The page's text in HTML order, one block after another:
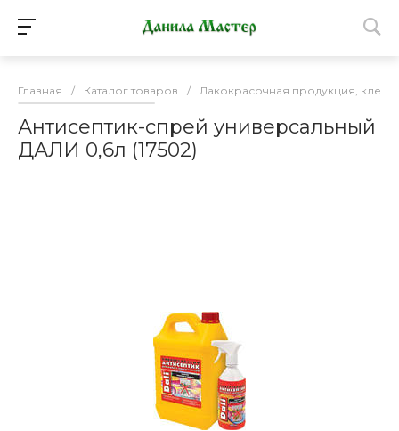
Главная / Каталог товаров / Лакокрасочная продукция, клей
Антисептик-спрей универсальный
ДАЛИ 0,6л (17502)